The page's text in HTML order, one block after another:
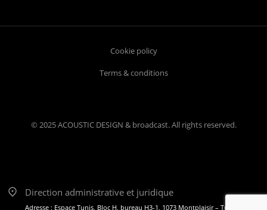
© 2025 ACOUSTIC DESIGN & broadcast. All rights reserved.
Cookie policy
Terms & conditions
Direction administrative et juridique
Adresse : Espace Tunis, Bloc H, bureau H3-1, 1073 Montplaisir – Tunis